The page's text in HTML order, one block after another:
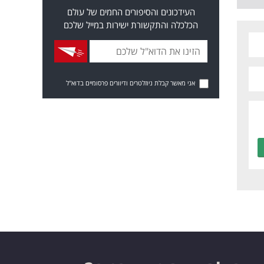
העידכונים והסיפורים החמים של עולם
הכלכלה והתקשורת ישירות במייל שלכם
אני מאשר קבלת ניוזלטרים ודיוורים פרסומיים בדוא"ל